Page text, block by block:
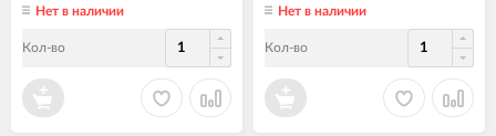
Нет в наличии
Кол-во
Нет в наличии
Кол-во